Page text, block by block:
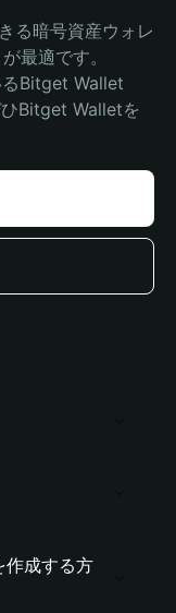
る暗号資産ウォレ
最適です。
Bitget Wallet
Bitget Walletを
成する方